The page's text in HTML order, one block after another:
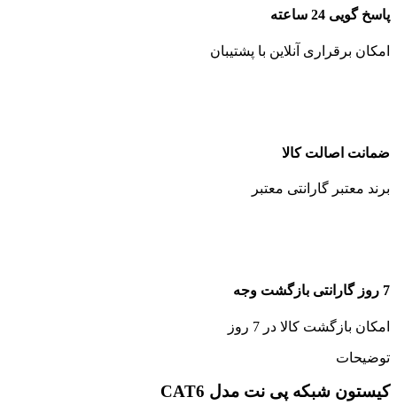
پاسخ گویی 24 ساعته
امکان برقراری آنلاین با پشتیبان
ضمانت اصالت کالا
برند معتبر گارانتی معتبر
7 روز گارانتی بازگشت وجه
امکان بازگشت کالا در 7 روز
توضیحات
کیستون شبکه پی نت مدل CAT6